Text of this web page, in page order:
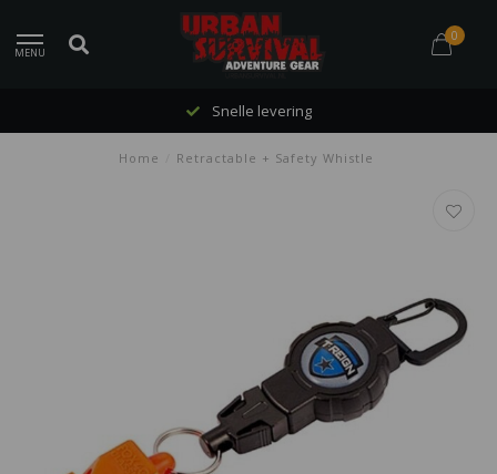
MENU
0
Snelle levering
Home Retractable + Safety Whistle